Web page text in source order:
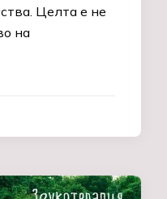
Целта е не
на